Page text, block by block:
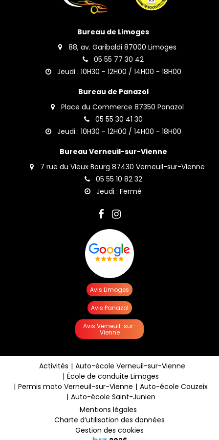
Bureau de Limoges
88, av. Garibaldi 87000 Limoges
05 55 77 30 42
Jeudi : 10H30 - 12H00 / 14H00 - 18H00
Bureau de Panazol
Place du Commerce 87350 Panazol
05 55 30 41 30
Jeudi : 10H30 - 12H00 / 14H00 - 18H00
Bureau Verneuil-sur-Vienne
7 rue du Vieux Bourg 87430 Verneuil-sur-Vienne
05 55 10 82 32
Jeudi : Fermé
Avis Limoges
Avis Panazol
Avis Verneuil-sur-
Vienne
Activités
Auto-école Verneuil-sur-Vienne
École de conduite Limoges
Permis moto Verneuil-sur-Vienne
Auto-école Couzeix
Auto-école Saint-Junien
Mentions légales
Charte d’utilisation des données
Gestion des cookies